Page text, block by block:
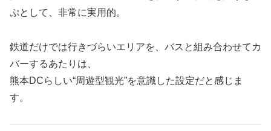
ぷとして、非常に実用的。
鉄道だけでは行きづらいエリアを、バスと組み合わせてカ
バーするあたりは、
熊本DCらしい“周遊型観光”を意識した設定だと感じま
す。